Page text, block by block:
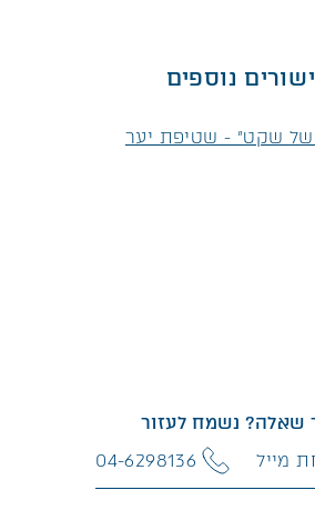
נוספים
של שקט" - שטיפת יער
שאלה? נשמח לעזור
מייל
04-6298136